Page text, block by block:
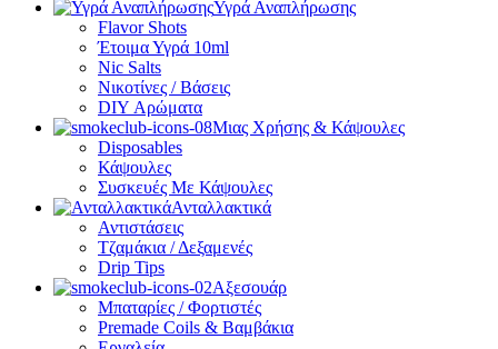
Υγρά Αναπλήρωσης
Flavor Shots
Έτοιμα Υγρά 10ml
Nic Salts
Νικοτίνες / Βάσεις
DIY Αρώματα
Μιας Χρήσης & Κάψουλες
Disposables
Κάψουλες
Συσκευές Με Κάψουλες
Ανταλλακτικά
Αντιστάσεις
Τζαμάκια / Δεξαμενές
Drip Tips
Αξεσουάρ
Μπαταρίες / Φορτιστές
Premade Coils & Βαμβάκια